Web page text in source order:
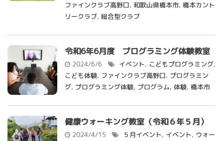
ファインクラブ高野口, 和歌山県橋本市, 橋本カント
リークラブ, 総合型クラブ
令和6年6月度 プログラミング体験教室
2024/6/6 イベント, こどもプログラミング,
こども体験, ファインクラブ高野口, プログラミン
グ, プログラミング体験, プログラム, 体験, 橋本市
健康ウォーキング教室（令和６年５月）
2024/4/15 ５月イベント, イベント, ウォー